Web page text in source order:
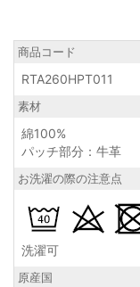
商品コード
RTA260HPT011
素材
綿100%
パッチ部分：牛革
お洗濯の際の注意点
洗濯可
原産国